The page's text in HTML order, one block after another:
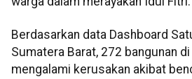
Berdasarkan data Dashboard
Sumatera Barat, 272 bangunan
mengalami kerusakan akibat